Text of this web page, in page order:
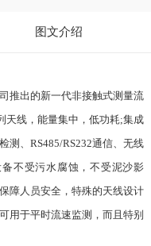
图文介绍
出的新一代非接触式测量流
天线，能量集中，低功耗;集成
测、RS485/RS232通信、无线
不受污水腐蚀，不受泥沙影
障人员安全，特殊的天线设计
用于平时流速监测，而且特别